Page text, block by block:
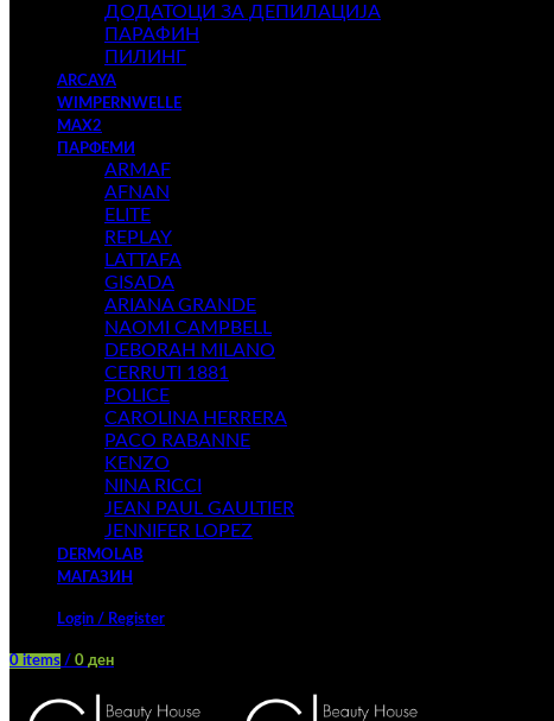
ДОДАТОЦИ ЗА ДЕПИЛАЦИЈА
ПАРАФИН
ПИЛИНГ
ARCAYA
WIMPERNWELLE
MAX2
ПАРФЕМИ
ARMAF
AFNAN
ELITE
REPLAY
LATTAFA
GISADA
ARIANA GRANDE
NAOMI CAMPBELL
DEBORAH MILANO
CERRUTI 1881
POLICE
CAROLINA HERRERA
PACO RABANNE
KENZO
NINA RICCI
JEAN PAUL GAULTIER
JENNIFER LOPEZ
DERMOLAB
МАГАЗИН
Login / Register
0 items / 0 ден